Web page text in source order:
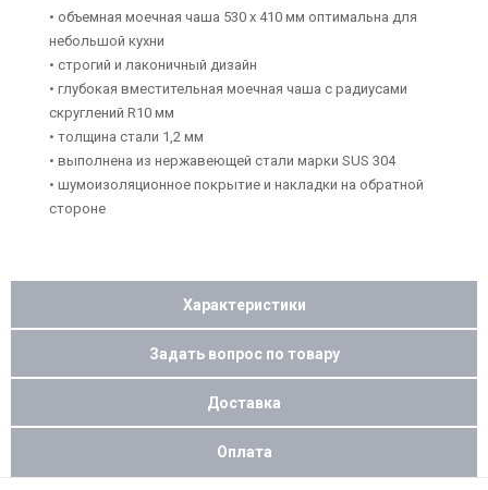
• объемная моечная чаша 530 х 410 мм оптимальна для
небольшой кухни
• строгий и лаконичный дизайн
• глубокая вместительная моечная чаша с радиусами
скруглений R10 мм
• толщина стали 1,2 мм
• выполнена из нержавеющей стали марки SUS 304
• шумоизоляционное покрытие и накладки на обратной
стороне
Характеристики
Задать вопрос по товару
Доставка
Оплата